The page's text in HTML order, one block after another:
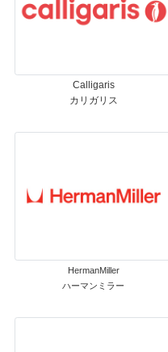
Calligaris
カリガリス
HermanMiller
ハーマンミラー